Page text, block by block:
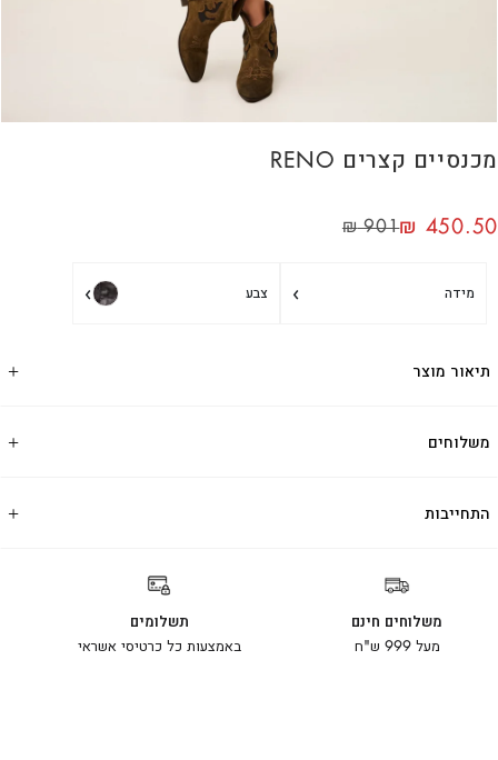
מכנסיים קצרים RENO
₪901₪ 450.50
מידה › צבע ›
תיאור מוצר
משלוחים
התחייבות
משלוחים חינם
מעל 999 ש"ח
תשלומים
באמצעות כל כרטיסי אשראי